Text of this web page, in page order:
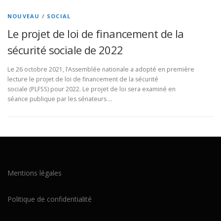
NOUVEAU / SOCIAL
Le projet de loi de financement de la
sécurité sociale de 2022
Le 26 octobre 2021, l’Assemblée nationale a adopté en première
lecture le projet de loi de financement de la sécurité
sociale (PLFSS) pour 2022. Le projet de loi sera examiné en
séance publique par les sénateurs …
Mentions légales
Politique de confidentialité